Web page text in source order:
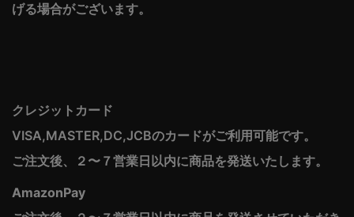
げる場合がございます。
クレジットカード
VISA,MASTER,DC,JCBのカードがご利用可能です。
ご注文後、２〜７営業日以内に商品を発送いたします。
AmazonPay